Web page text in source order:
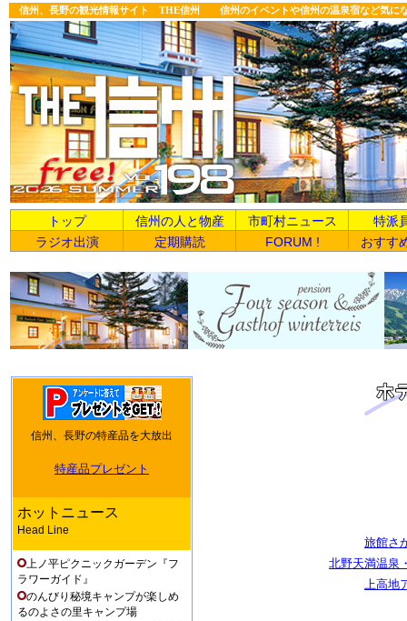
信州、長野の観光情報サイト THE信州 信州のイベントや信州の温泉宿など気に
トップ 信州の人と物産 市町村ニュース
特派
ラジオ出演
定期購読 FORUM ! おすす
信州、長野の特産品を大放出
特産品プレゼント
ホットニュース
Head Line
上ノ平ピクニックガーデン『フ
ラワーガイド』
のんびり秘境キャンプが楽しめ
るのよさの里キャンプ場
旅館さ
北野天満温泉
上高地